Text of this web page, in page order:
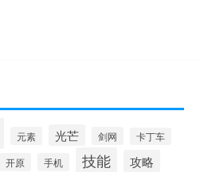
元素 光芒 剑网 卡丁车
开原 手机 技能 攻略